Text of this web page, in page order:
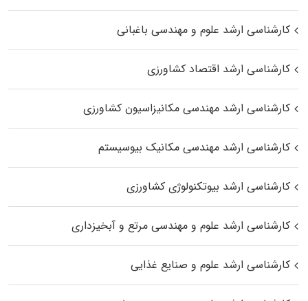
کارشناسی ارشد علوم و مهندسی باغبانی
کارشناسی ارشد اقتصاد کشاورزی
کارشناسی ارشد مهندسی مکانیزاسیون کشاورزی
کارشناسی ارشد مهندسی مکانیک بیوسیستم
کارشناسی ارشد بیوتکنولوژی کشاورزی
کارشناسی ارشد علوم و مهندسی مرتع و آبخیزداری
کارشناسی ارشد علوم و صنایع غذایی